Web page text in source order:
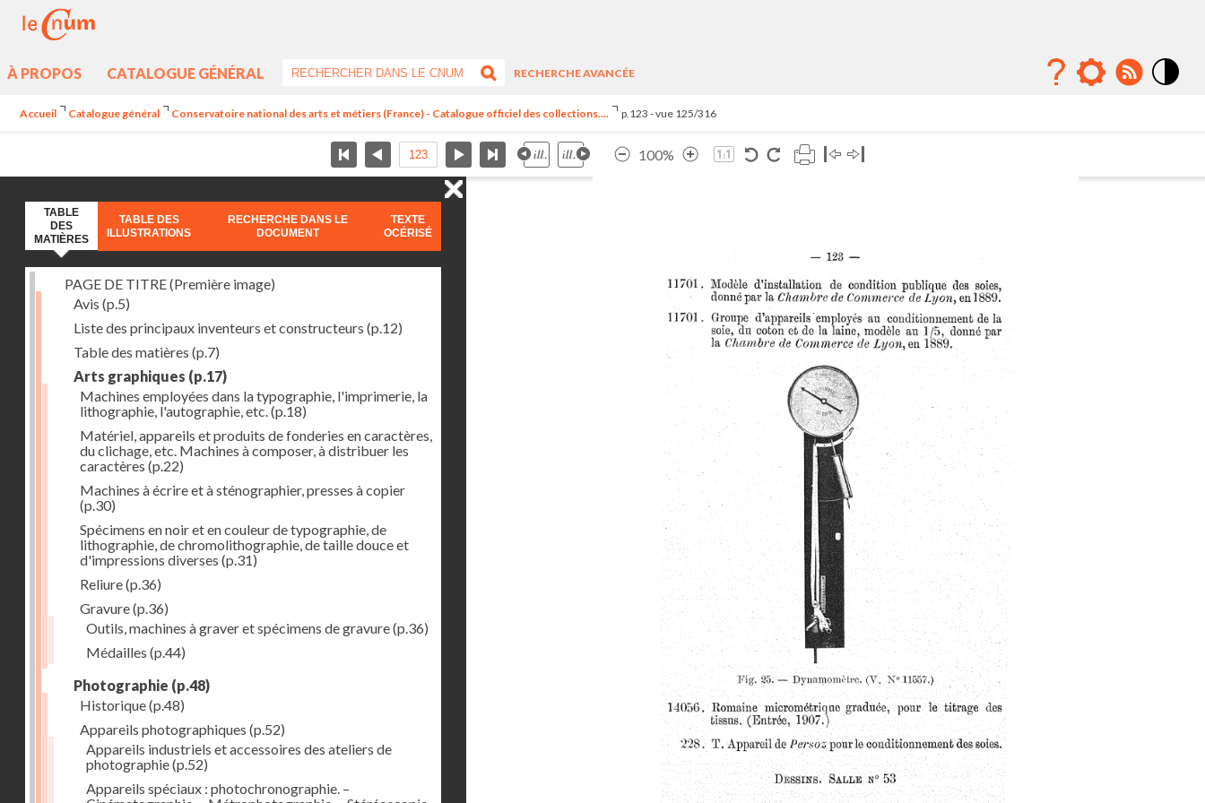
À PROPOS CATALOGUE GÉNÉRAL
RECHERCHE AVANCÉE
Accueil Catalogue général Conservatoire national des arts et métiers (France) - Catalogue officiel des collections.... p.123 - vue 125/316
100%
TABLE
DES
MATIÈRES
TABLE DES
ILLUSTRATIONS
RECHERCHE DANS LE
DOCUMENT
TEXTE
OCÉRISÉ
PAGE DE TITRE (Première image)
Avis (p.5)
Liste des principaux inventeurs et constructeurs (p.12)
Table des matières (p.7)
Arts graphiques (p.17)
Machines employées dans la typographie, l'imprimerie, la
lithographie, l'autographie, etc.(p.18)
Matériel, appareils et produits de fonderies en caractères,
du clichage, etc. Machines à composer, à distribuer les
caractères (p.22)
Machines à écrire et à sténographier, presses à copier
(p.30)
Spécimens en noir et en couleur de typographie, de
lithographie, de chromolithographie, de taille douce et
d'impressions diverses (p.31)
Reliure(p.36)
Gravure(p.36)
Outils, machines à graver et spécimens de gravure(p.36)
Médailles (p.44)
Photographie (p.48)
Historique(p.48)
Appareils photographiques (p.52)
Appareils industriels et accessoires des ateliers de
photographie(p.52)
Appareils spéciaux : photochronographie. –